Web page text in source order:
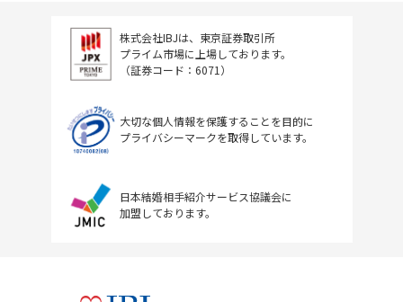
株式会社IBJは、東京証券取引所
プライム市場に上場しております。
（証券コード：6071）
大切な個人情報を保護することを目的に
プライバシーマークを取得しています。
日本結婚相手紹介サービス協議会に
加盟しております。